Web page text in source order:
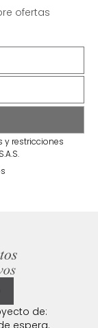
ofertas
y restricciones
de:
espera.